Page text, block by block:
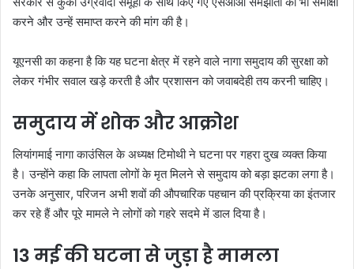
करने और उन्हें समाप्त करने की मांग की है।
यूएनसी का कहना है कि यह घटना क्षेत्र में रहने वाले नागा समुदाय की सुरक्षा को
लेकर गंभीर सवाल खड़े करती है और प्रशासन को जवाबदेही तय करनी चाहिए।
समुदाय में शोक और आक्रोश
लियांगमाई नागा काउंसिल के अध्यक्ष टिमोथी ने घटना पर गहरा दुख व्यक्त किया
है। उन्होंने कहा कि लापता लोगों के मृत मिलने से समुदाय को बड़ा झटका लगा है।
उनके अनुसार, परिजन अभी शवों की औपचारिक पहचान की प्रक्रिया का इंतजार
कर रहे हैं और पूरे मामले ने लोगों को गहरे सदमे में डाल दिया है।
13 मई की घटना से जुड़ा है मामला